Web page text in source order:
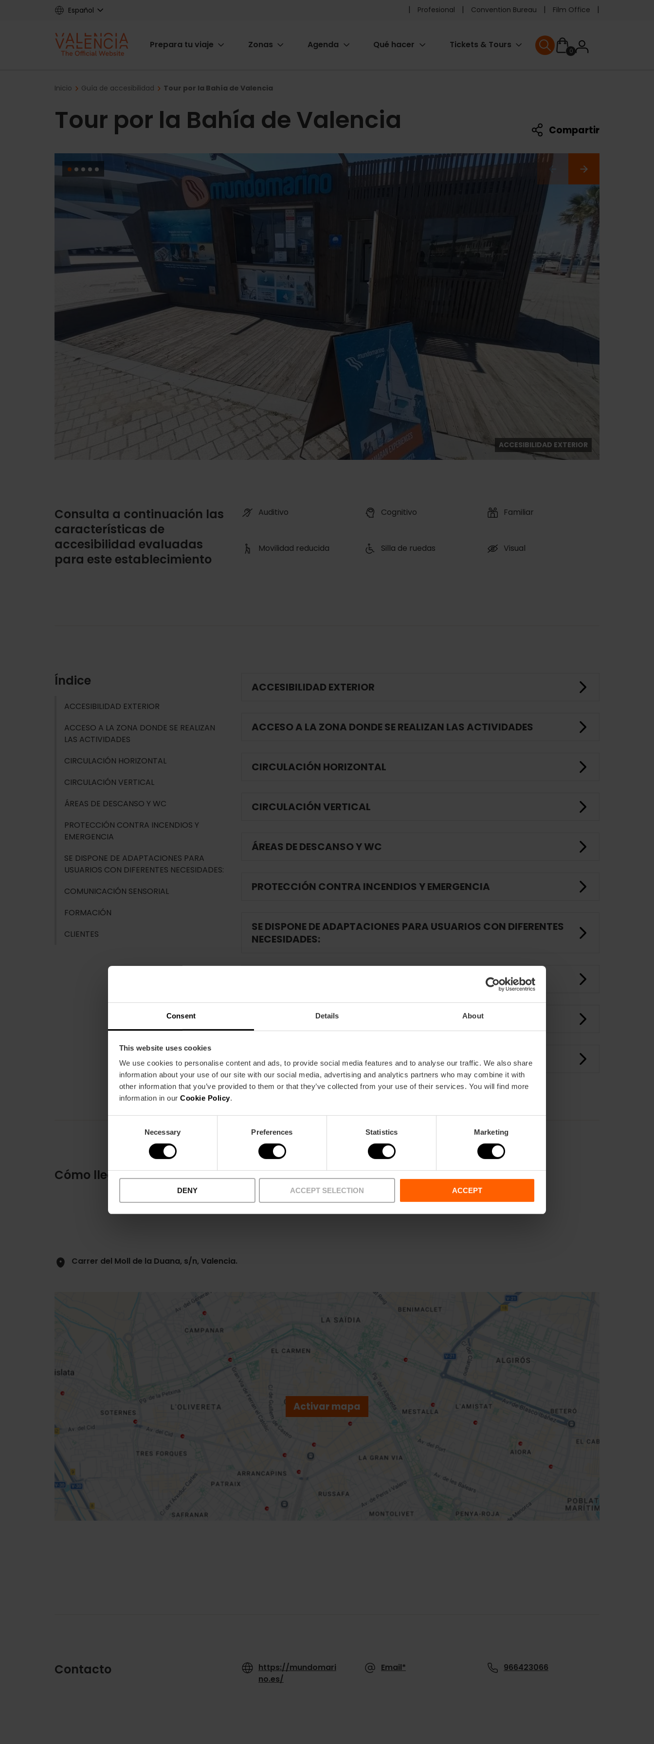
Consent Details About
This website uses cookies
We use cookies to personalise content and ads, to provide social media features and to analyse our traffic. We also share
information about your use of our site with our social media, advertising and analytics partners who may combine it with
other information that you’ve provided to them or that they’ve collected from your use of their services. You will find more
information in our Cookie Policy.
Necessary Preferences Statistics Marketing
DENY ACCEPT SELECTION ACCEPT
Español
Pre
header
Profesional Convention Bureau Film Office
Main
Prepara tu viaje Zonas Agenda Qué hacer Tickets & Tours
0User
User menu
Breadcrumb
Inicio Guía de accesibilidad Tour por la Bahía de Valencia
Tour por la Bahía de Valencia Compartir
ACCESIBILIDAD EXTERIOR
Consulta a continuación las
características de
accesibilidad evaluadas
para este establecimiento
Auditivo Cognitivo Familiar
Movilidad reducida Silla de ruedas Visual
Índice
ACCESIBILIDAD EXTERIOR
ACCESO A LA ZONA DONDE SE REALIZAN
LAS ACTIVIDADES
CIRCULACIÓN HORIZONTAL
CIRCULACIÓN VERTICAL
ÁREAS DE DESCANSO Y WC
PROTECCIÓN CONTRA INCENDIOS Y
EMERGENCIA
SE DISPONE DE ADAPTACIONES PARA
USUARIOS CON DIFERENTES NECESIDADES:
COMUNICACIÓN SENSORIAL
FORMACIÓN
CLIENTES
ACCESIBILIDAD EXTERIOR
ACCESO A LA ZONA DONDE SE REALIZAN LAS ACTIVIDADES
CIRCULACIÓN HORIZONTAL
CIRCULACIÓN VERTICAL
ÁREAS DE DESCANSO Y WC
PROTECCIÓN CONTRA INCENDIOS Y EMERGENCIA
SE DISPONE DE ADAPTACIONES PARA USUARIOS CON DIFERENTES
NECESIDADES:
CLIENTES
Cómo llegar
Carrer del Moll de la Duana, s/n, Valencia.
Activar mapa
Cómo llegar
sidebar
Contacto
https://mundomari
no.es/
Email* 966423066